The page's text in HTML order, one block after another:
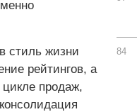
стиль жизни
рейтингов, а
продаж,
84